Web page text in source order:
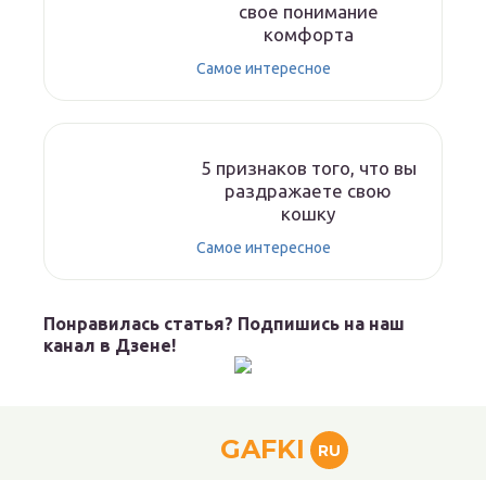
свое понимание
комфорта
Самое интересное
5 признаков того, что вы
раздражаете свою
кошку
Самое интересное
Понравилась статья? Подпишись на наш
канал в Дзене!
GAFKI RU